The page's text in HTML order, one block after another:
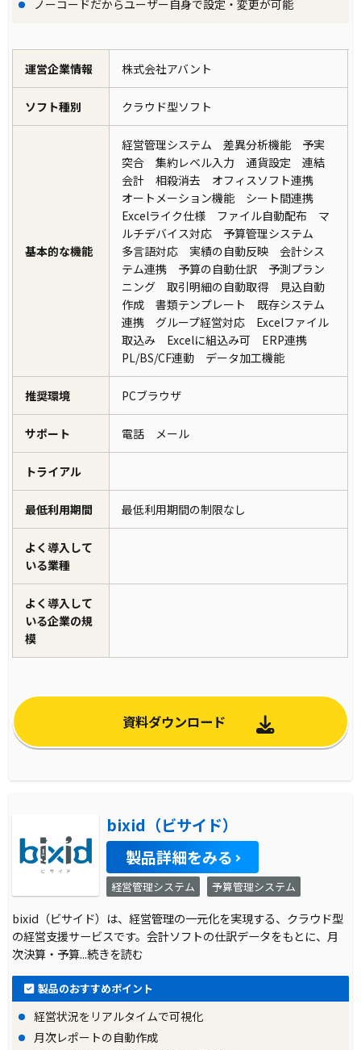
ノーコードだからユーザー自身で設定・変更が可能
運営企業情報 株式会社アバント
ソフト種別 クラウド型ソフト
基本的な機能
経営管理システム 差異分析機能 予実
突合 集約レベル入力 通貨設定 連結
会計 相殺消去 オフィスソフト連携
オートメーション機能 シート間連携
Excelライク仕様 ファイル自動配布 マ
ルチデバイス対応 予算管理システム
多言語対応 実績の自動反映 会計シス
テム連携 予算の自動仕訳 予測プラン
ニング 取引明細の自動取得 見込自動
作成 書類テンプレート 既存システム
連携 グループ経営対応 Excelファイル
取込み Excelに組込み可 ERP連携
PL/BS/CF連動 データ加工機能
推奨環境 PCブラウザ
サポート 電話 メール
トライアル
最低利用期間 最低利用期間の制限なし
よく導入して
いる業種
よく導入して
いる企業の規
模
資料ダウンロード
bixid（ビサイド）
製品詳細をみる
経営管理システム 予算管理システム
bixid（ビサイド）は、経営管理の一元化を実現する、クラウド型
の経営支援サービスです。会計ソフトの仕訳データをもとに、月
次決算・予算...続きを読む
製品のおすすめポイント
経営状況をリアルタイムで可視化
月次レポートの自動作成